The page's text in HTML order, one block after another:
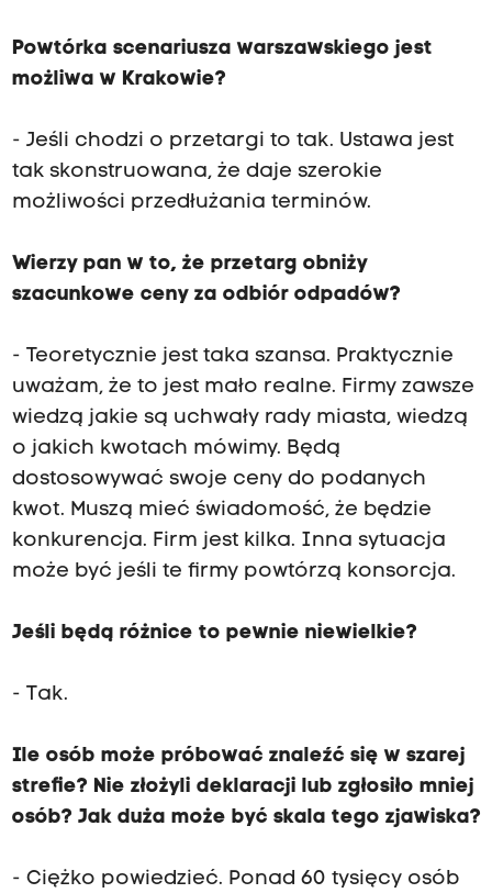
Powtórka scenariusza warszawskiego jest
możliwa w Krakowie?
- Jeśli chodzi o przetargi to tak. Ustawa jest
tak skonstruowana, że daje szerokie
możliwości przedłużania terminów.
Wierzy pan w to, że przetarg obniży
szacunkowe ceny za odbiór odpadów?
- Teoretycznie jest taka szansa. Praktycznie
uważam, że to jest mało realne. Firmy zawsze
wiedzą jakie są uchwały rady miasta, wiedzą
o jakich kwotach mówimy. Będą
dostosowywać swoje ceny do podanych
kwot. Muszą mieć świadomość, że będzie
konkurencja. Firm jest kilka. Inna sytuacja
może być jeśli te firmy powtórzą konsorcja.
Jeśli będą różnice to pewnie niewielkie?
- Tak.
Ile osób może próbować znaleźć się w szarej
strefie? Nie złożyli deklaracji lub zgłosiło mniej
osób? Jak duża może być skala tego zjawiska?
- Ciężko powiedzieć. Ponad 60 tysięcy osób